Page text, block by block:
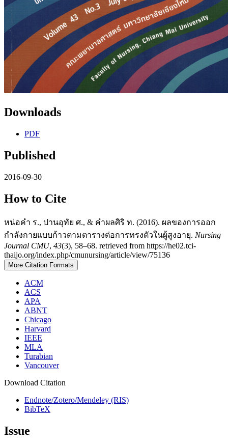
Downloads
PDF
Published
2016-09-30
How to Cite
หน่อคำ ร., ปานอุทัย ศ., & คำผลศิริ ท. (2016). ผลของการออก
กำลังกายแบบก้าวตามตารางต่อการทรงตัวในผู้สูงอายุ. Nursing
Journal CMU, 43(3), 58–68. retrieved from https://he02.tci-
thaijo.org/index.php/cmunursing/article/view/75136
More Citation Formats
ACM
ACS
APA
ABNT
Chicago
Harvard
IEEE
MLA
Turabian
Vancouver
Download Citation
Endnote/Zotero/Mendeley (RIS)
BibTeX
Issue